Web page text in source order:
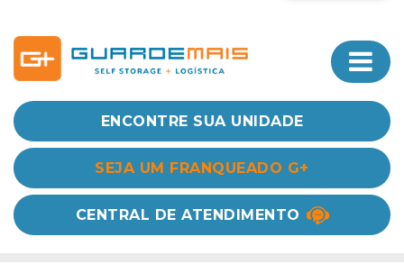
ENCONTRE SUA UNIDADE
SEJA UM FRANQUEADO G+
CENTRAL DE ATENDIMENTO